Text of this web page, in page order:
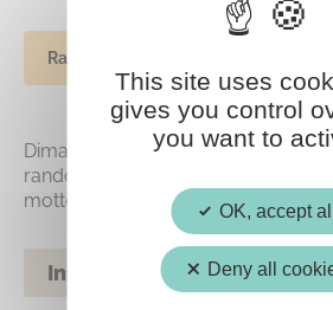
Randonnée
Dimanche 14 décembre 2025, ne
randonnée à la découverte du
motte proposée par l’association
Informations pratiques
This site uses
gives you control
you want to
OK, accept all
Deny all